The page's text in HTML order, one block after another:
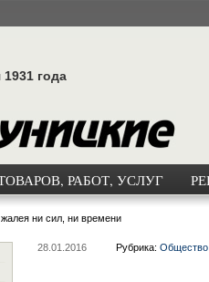
года
РАБОТ, УСЛУГ
ни сил, ни времени
28.01.2016 Рубрика: Общество